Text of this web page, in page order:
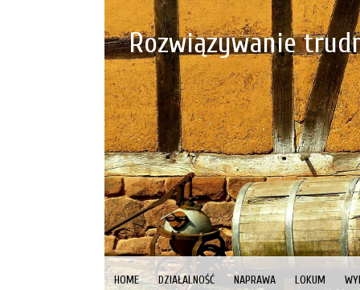
HOME DZIAŁALNOŚĆ NAPRAWA LOKUM
Rozwiązywanie